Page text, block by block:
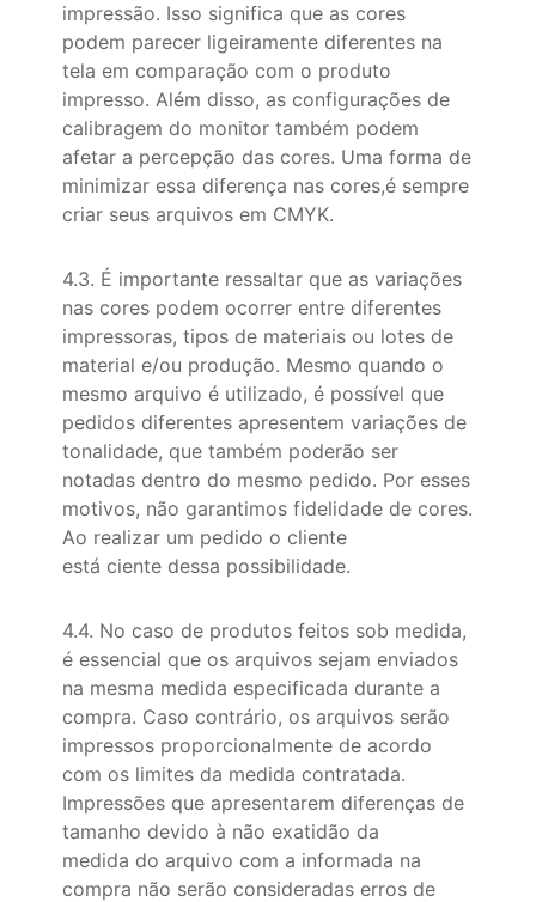
impressão. Isso significa que as cores
podem parecer ligeiramente diferentes na
tela em comparação com o produto
impresso. Além disso, as configurações de
calibragem do monitor também podem
afetar a percepção das cores. Uma forma de
minimizar essa diferença nas cores,é sempre
criar seus arquivos em CMYK.
4.3. É importante ressaltar que as variações
nas cores podem ocorrer entre diferentes
impressoras, tipos de materiais ou lotes de
material e/ou produção. Mesmo quando o
mesmo arquivo é utilizado, é possível que
pedidos diferentes apresentem variações de
tonalidade, que também poderão ser
notadas dentro do mesmo pedido. Por esses
motivos, não garantimos fidelidade de cores.
Ao realizar um pedido o cliente
está ciente dessa possibilidade.
4.4. No caso de produtos feitos sob medida,
é essencial que os arquivos sejam enviados
na mesma medida especificada durante a
compra. Caso contrário, os arquivos serão
impressos proporcionalmente de acordo
com os limites da medida contratada.
Impressões que apresentarem diferenças de
tamanho devido à não exatidão da
medida do arquivo com a informada na
compra não serão consideradas erros de